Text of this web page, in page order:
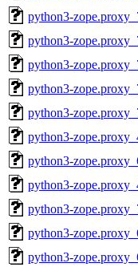
python3-
python3-
python3-
python3-
python3-
python3-
python3-
python3-
python3-
python3-
python3-